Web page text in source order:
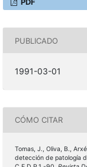
PDF
PUBLICADO
1991-03-01
CÓMO CITAR
Tomas, J., Oliva, B.,
detección de patología